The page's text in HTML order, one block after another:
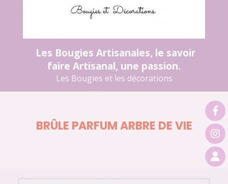
Les Bougies Artisanales, le savoir
faire Artisanal, une passion.
Les Bougies et les décorations
BRÛLE PARFUM ARBRE DE VIE